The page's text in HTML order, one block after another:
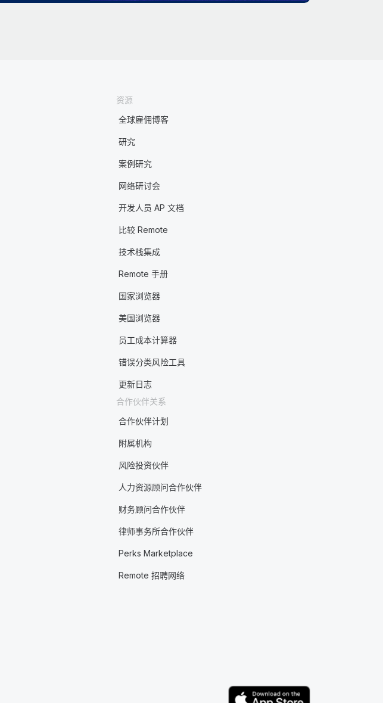
资源
全球雇佣博客
研究
案例研究
网络研讨会
开发人员 AP 文档
比较 Remote
技术栈集成
Remote 手册
国家浏览器
美国浏览器
员工成本计算器
错误分类风险工具
更新日志
合作伙伴关系
合作伙伴计划
附属机构
风险投资伙伴
人力资源顾问合作伙伴
财务顾问合作伙伴
律师事务所合作伙伴
Perks Marketplace
Remote 招聘网络